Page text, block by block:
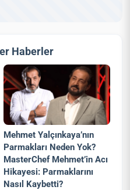
Haberler
Mehmet Yalçınkaya’nın
Parmakları Neden Yok?
MasterChef Mehmet’in Acı
Hikayesi: Parmaklarını
Nasıl Kaybetti?